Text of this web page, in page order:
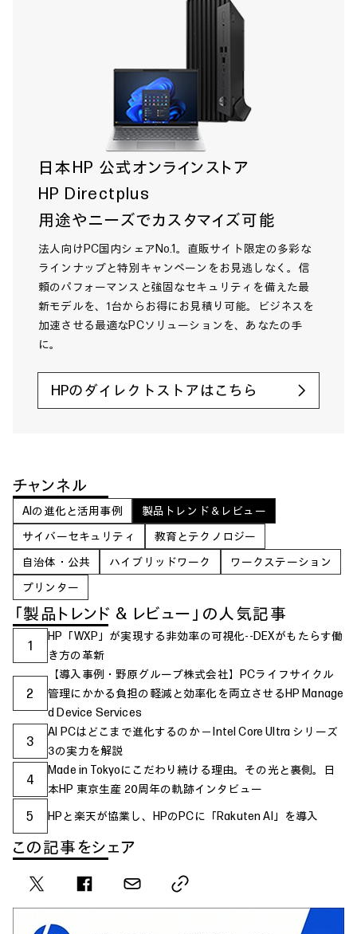
日本HP 公式オンラインストア
HP Directplus
用途やニーズでカスタマイズ可能
法人向けPC国内シェアNo.1。直販サイト限定の多彩な
ラインナップと特別キャンペーンをお見逃しなく。信
頼のパフォーマンスと強固なセキュリティを備えた最
新モデルを、1台からお得にお見積り可能。ビジネスを
加速させる最適なPCソリューションを、あなたの手
に。
HPのダイレクトストアはこちら
チャンネル
AIの進化と活用事例
製品トレンド＆レビュー
サイバーセキュリティ
教育とテクノロジー
自治体・公共
ハイブリッドワーク
ワークステーション
プリンター
「製品トレンド & レビュー」の人気記事
1
HP「WXP」が実現する非効率の可視化--DEXがもたらす働
き方の革新
2
【導入事例・野原グループ株式会社】PCライフサイクル
管理にかかる負担の軽減と効率化を両立させるHP Manage
d Device Services
3
AI PCはどこまで進化するのか ─ Intel Core Ultra シリーズ
3の実力を解説
4
Made in Tokyoにこだわり続ける理由。その光と裏側。日
本HP 東京生産 20周年の軌跡インタビュー
5 HPと楽天が協業し、HPのPCに「Rakuten AI」を導入
この記事をシェア